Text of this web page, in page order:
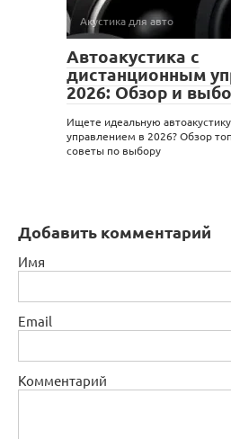
Акустика для авто
Автоакустика с
дистанционным
2026: Обзор и
Ищете идеальную
управлением в 2026? Обзор
советы по выбору
Добавить комментарий
Имя
Email
Комментарий